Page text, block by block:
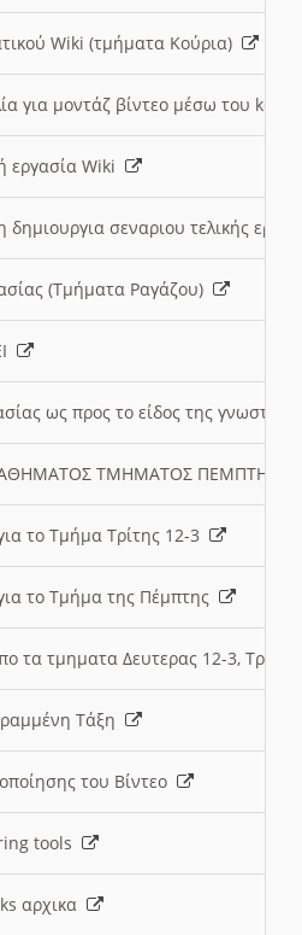
Wiki (τμήματα Κούρια)
για μοντάζ βίντεο μέσω του
εργασία Wiki
δημιουργια σεναριου τελικής
(Τμήματα Ραγάζου)
ως προς το είδος της
ΤΜΗΜΑΤΟΣ
το Τμήμα Τρίτης 12-3
το Τμήμα της Πέμπτης
τα τμηματα Δευτερας 12-3,
Τάξη
του Βίντεο
tools
αρχικα